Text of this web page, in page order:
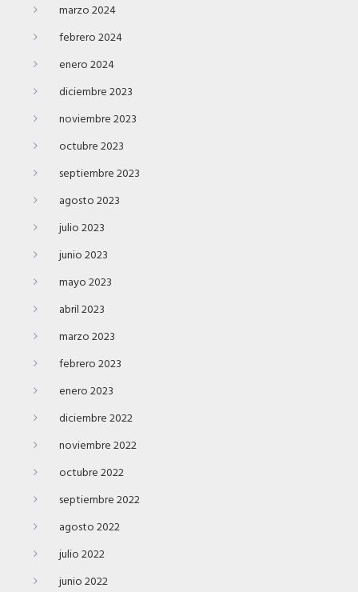
marzo 2024
febrero 2024
enero 2024
diciembre 2023
noviembre 2023
octubre 2023
septiembre 2023
agosto 2023
julio 2023
junio 2023
mayo 2023
abril 2023
marzo 2023
febrero 2023
enero 2023
diciembre 2022
noviembre 2022
octubre 2022
septiembre 2022
agosto 2022
julio 2022
junio 2022